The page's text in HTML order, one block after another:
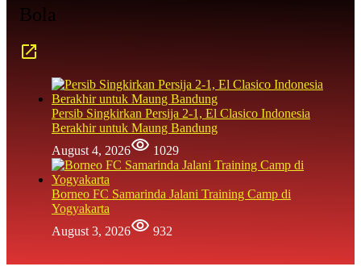
Bola
Persib Singkirkan Persija 2-1, El Clasico Indonesia
Berakhir untuk Maung Bandung
August 4, 2026
1029
Borneo FC Samarinda Jalani Training Camp di
Yogyakarta
August 3, 2026
932